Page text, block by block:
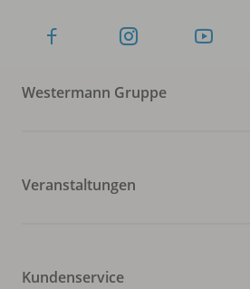
Westermann Gruppe
Veranstaltungen
Kundenservice